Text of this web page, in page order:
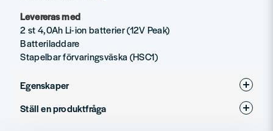
Levereras med
2 st 4,0Ah Li-ion batterier (12V Peak)
Batteriladdare
Stapelbar förvaringsväska (HSC1)
Egenskaper
Produkttyp
Ställ en produktfråga